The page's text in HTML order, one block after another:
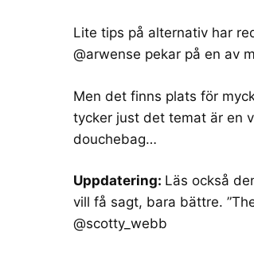
Lite tips på alternativ har
@arwense pekar på en av
Men det finns plats för
tycker just det temat är en
douchebag…
Uppdatering: Läs också
vill få sagt, bara bättre. ”
@scotty_webb